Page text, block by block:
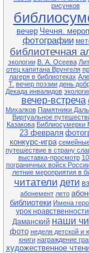
рисунков
вечер Чечня.
фотографии
библиотечная
экологии В. А. Осеева
отец капитана Врунгеля
лагеря в библиотеках
Т. вечер поэзии день
Декада инвалидов
вечер-встреча
Михалков Памятники
Виртуальное
Казакова Библиосумерки
23 февраля
конкурс-игра
путешествие в страну
выставка-просмотр
пограничных войск
летние мероприятия в
читатели дети
абонемент лето
библиотеки Имена
урок нравственности
Даманский наши
фото неделя детской и
книги награждение
художественное